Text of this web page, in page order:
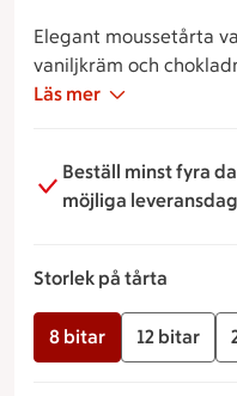
Elegant moussetårta
vaniljkräm och
Tårtan är toppad med
Läs mer
Beställ minst fyra
möjliga
Storlek på tårta
8 bitar 12 bitar